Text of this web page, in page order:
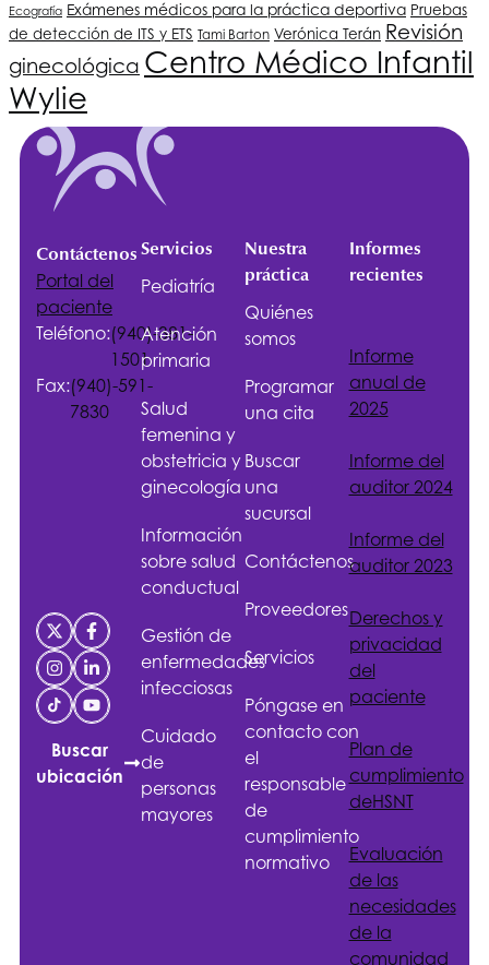
Ecografía Exámenes médicos para la práctica deportiva Pruebas
de detección de ITS y ETS Tami Barton Verónica Terán Revisión
ginecológica Centro Médico Infantil
Wylie
Contáctenos
Portal del
paciente
Teléfono:(940)-381-
1501
Fax:(940)-591-
7830
Buscar
ubicación
Servicios
Pediatría
Atención
primaria
Salud
femenina y
obstetricia y
ginecología
Información
sobre salud
conductual
Gestión de
enfermedades
infecciosas
Cuidado
de
personas
mayores
Nuestra
práctica
Quiénes
somos
Programar
una cita
Buscar
una
sucursal
Contáctenos
Proveedores
Servicios
Póngase en
contacto con
el
responsable
de
cumplimiento
normativo
Informes
recientes
Informe
anual de
2025
Informe del
auditor 2024
Informe del
auditor 2023
Derechos y
privacidad
del
paciente
Plan de
cumplimiento
deHSNT
Evaluación
de las
necesidades
de la
comunidad